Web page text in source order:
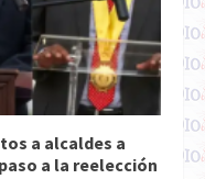
a alcaldes a
a la reelección